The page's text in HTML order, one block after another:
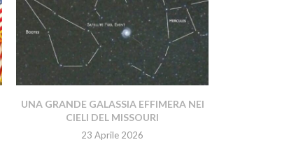
UNA GRANDE GALASSIA EFFIMERA NEI
CIELI DEL MISSOURI
23 Aprile 2026